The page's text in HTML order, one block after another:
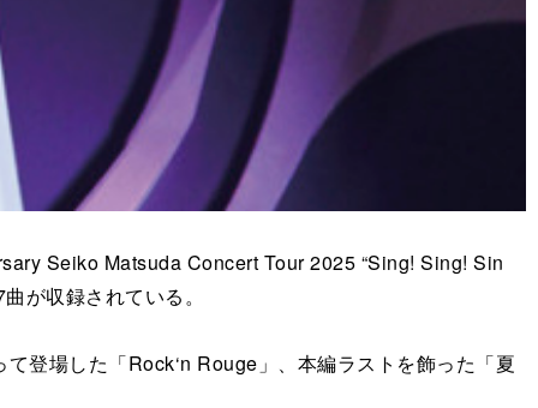
Seiko Matsuda Concert Tour 2025 “Sing! Sing! Sin
が収録されている。
登場した「Rock‘n Rouge」、本編ラストを飾った「夏